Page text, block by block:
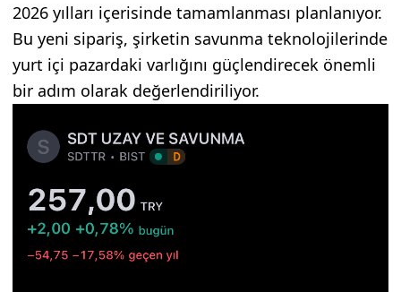
2026 yılları içerisinde tamamlanması planlanıyor.
Bu yeni sipariş, şirketin savunma teknolojilerinde
yurt içi pazardaki varlığını güçlendirecek önemli
bir adım olarak değerlendiriliyor.